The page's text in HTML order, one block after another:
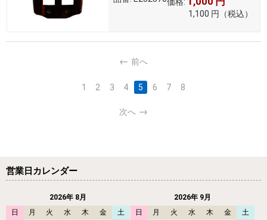
価格:
1,100 円 （税込）
前へ
1 2 3 4 5 6 7 8
次へ
営業日カレンダー
2026年 8月
日
月 火 水 木 金
土
2026年 9月
日
月 火 水 木 金
土